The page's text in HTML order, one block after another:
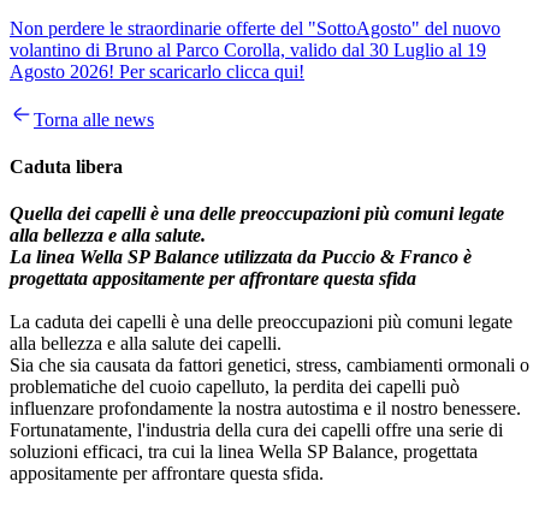
Non perdere le straordinarie offerte del "SottoAgosto" del nuovo
volantino di Bruno al Parco Corolla, valido dal 30 Luglio al 19
Agosto 2026! Per scaricarlo clicca qui!
Torna alle news
Caduta libera
Quella dei capelli è una delle preoccupazioni più comuni legate
alla bellezza e alla salute.
La linea Wella SP Balance utilizzata da Puccio & Franco è
progettata appositamente per affrontare questa sfida
La caduta dei capelli è una delle preoccupazioni più comuni legate
alla bellezza e alla salute dei capelli.
Sia che sia causata da fattori genetici, stress, cambiamenti ormonali o
problematiche del cuoio capelluto, la perdita dei capelli può
influenzare profondamente la nostra autostima e il nostro benessere.
Fortunatamente, l'industria della cura dei capelli offre una serie di
soluzioni efficaci, tra cui la linea Wella SP Balance, progettata
appositamente per affrontare questa sfida.